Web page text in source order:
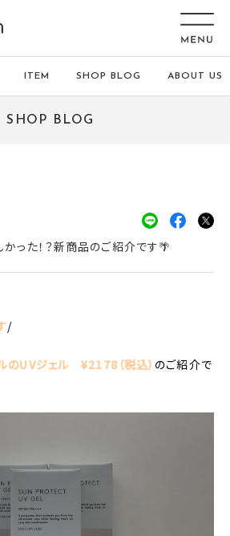
ITEM SHOP BLOG ABOUT US
SHOP BLOG
った！？新商品のご紹介です🌴
/
のUVジェル ¥2178（税込） のご紹介で